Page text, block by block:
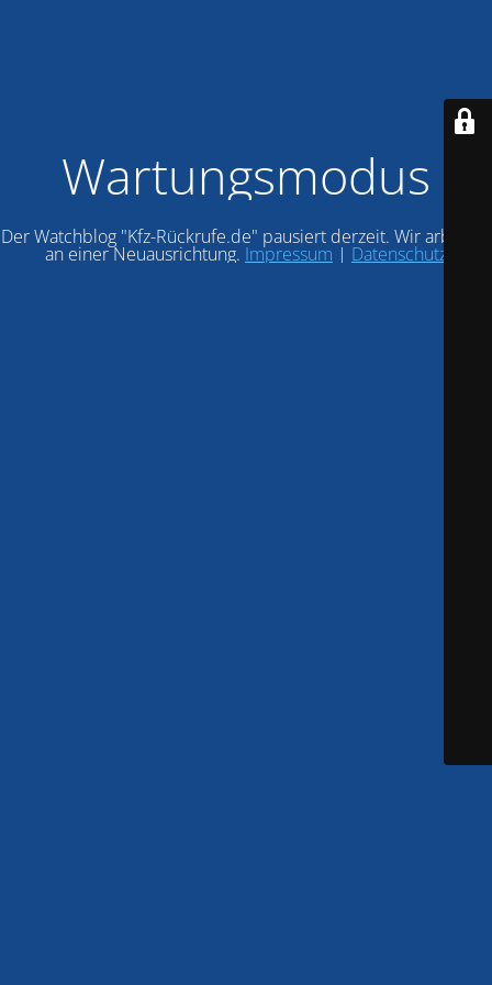
Wartungsmodus
Der Watchblog "Kfz-Rückrufe.de" pausiert derzeit. Wir arbeiten
an einer Neuausrichtung. Impressum | Datenschutz